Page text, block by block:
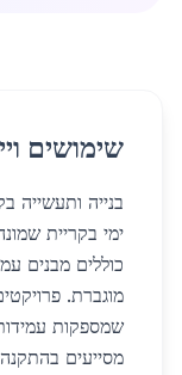
שימושים
בנייה ותעשייה
ימי בקריית
כוללים מבנים
מוגברת.
שמספקות
מסייעים